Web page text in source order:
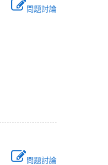
問題討論
問題討論